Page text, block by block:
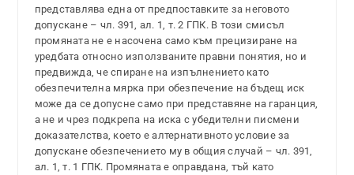
представлява една от предпоставките за неговото
допускане – чл. 391, ал. 1, т. 2 ГПК. В този смисъл
промяната не е насочена само към прецизиране на
уредбата относно използваните правни понятия, но и
предвижда, че спиране на изпълнението като
обезпечителна мярка при обезпечение на бъдещ иск
може да се допусне само при представяне на гаранция,
а не и чрез подкрепа на иска с убедителни писмени
доказателства, което е алтернативното условие за
допускане обезпечението му в общия случай – чл. 391,
ал. 1, т. 1 ГПК. Промяната е оправдана, тъй като